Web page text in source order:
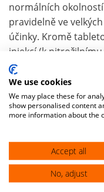
normálních
pravidelně ve
účinky. Kromě
injekcí (k
gelu k místní aplikaci.
Nevýhody:
trávicí obtíže včetně
trubice,žaludečních
mohou narušit funkce
We use cookies
We may place these for
show personalised content
more information about the
Accept all
No, adjust